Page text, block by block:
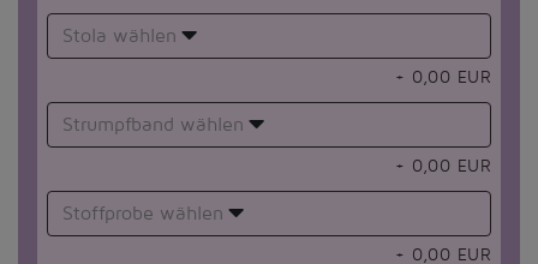
Stola wählen
+ 0,00 EUR
Strumpfband wählen
+ 0,00 EUR
Stoffprobe wählen
+ 0,00 EUR